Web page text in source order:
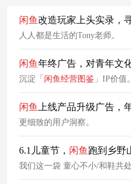
闲鱼改造玩家上头实录，
人人都是生活的Tony老师。
闲鱼年终广告，对青年文
沉淀「 闲鱼经营图鉴 」IP价值。
闲鱼 上线产品升级广告，
更细致的用户洞察。
6.1儿童节， 闲鱼 跑到乡野
我们这一袋 童心不小/和鞋共